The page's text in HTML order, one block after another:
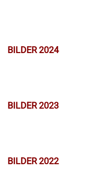
BILDER 2024
BILDER 2023
BILDER 2022